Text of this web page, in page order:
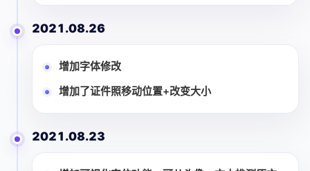
2021.08.26
增加字体修改
增加了证件照移动位置+改变大小
2021.08.23